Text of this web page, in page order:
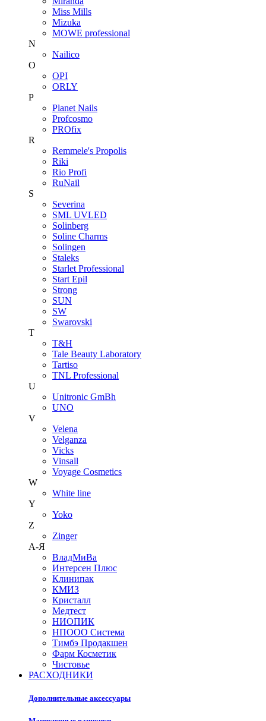
Miss Mills
Mizuka
MOWE professional
N
Nailico
O
OPI
ORLY
P
Planet Nails
Profcosmo
PROfix
R
Remmele's Propolis
Riki
Rio Profi
RuNail
S
Severina
SML UVLED
Solinberg
Soline Charms
Solingen
Staleks
Starlet Professional
Start Epil
Strong
SUN
SW
Swarovski
T
T&H
Tale Beauty Laboratory
Tartiso
TNL Professional
U
Unitroniс GmBh
UNO
V
Velena
Velganza
Vicks
Vinsall
Voyage Cosmetics
W
White line
Y
Yoko
Z
Zinger
А-Я
ВладМиВа
Интерсен Плюс
Клинипак
КМИЗ
Кристалл
Медтест
НИОПИК
НПООО Система
Тимбэ Продакшен
Фарм Косметик
Чистовье
РАСХОДНИКИ
Дополнительные аксессуары